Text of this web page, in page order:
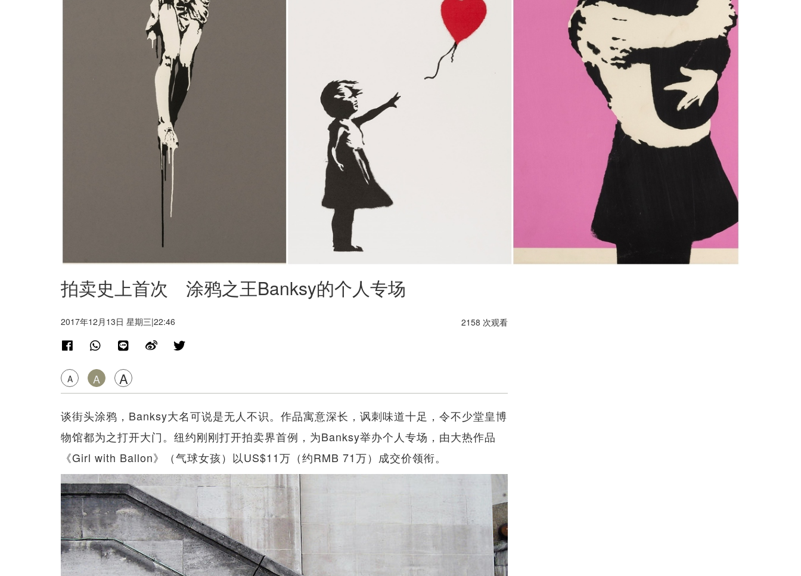
拍卖史上首次 涂鸦之王Banksy的个人专场
2017年12月13日 星期三|22:46
A A A
2158 次观看
谈街头涂鸦，Banksy大名可说是无人不识。作品寓意深长，讽刺味道十足，令不少堂皇博
物馆都为之打开大门。纽约刚刚打开拍卖界首例，为Banksy举办个人专场，由大热作品
《Girl with Ballon》（气球女孩）以US$11万（约RMB 71万）成交价领衔。